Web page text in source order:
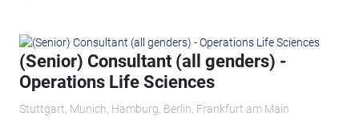
(Senior) Consultant (all genders) -
Operations Life Sciences
Stuttgart, Munich, Hamburg, Berlin, Frankfurt am Main